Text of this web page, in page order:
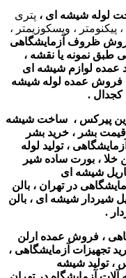
لوله شیشه ای ، پتری
، ویسکوزیمتر ،
ظروف آزمایشگاهی
طبق نمونه یا نقشه ،
عمده لوازم شیشه ای
، فروش عمده لوله شیشه
کجدال .
پیرکس ، ساخت شیشه
بشر ، خرید بشر
، تولید لوله
خلا ، بورت ساده شیر
شیشه ای
در تهران ، بالن
شیردار شیشه ای ، بالن
.
، فروش عمده ارلن
تجهیزات آزمایشگاهی ،
، تولید شیشه